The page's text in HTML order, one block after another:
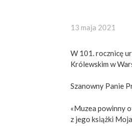
13 maja 2021
W 101. rocznicę
Królewskim w
Szanowny Panie
«Muzea powinny
z jego książki